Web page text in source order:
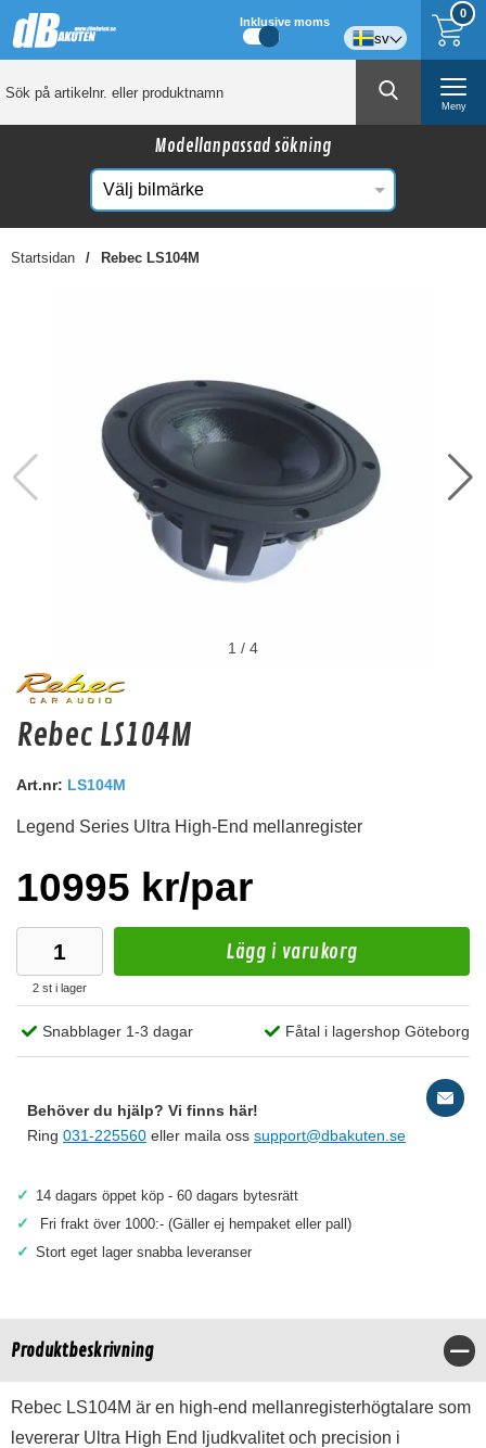
0
Inklusive moms
sv
Meny
Modellanpassad sökning
Startsidan Rebec LS104M
Hollywood PRO HPP 04
Poladapter. (för den positiva polen) Används för att slippa klippa bilens originalkabel.
Snabblager 1-3 dagar
1 / 4
Rebec LS104M
Art.nr: LS104M
Legend Series Ultra High-End mellanregister
10995 kr/par
2 st i lager
Lägg i varukorg
Snabblager 1-3 dagar Fåtal i lagershop Göteborg
Behöver du hjälp? Vi finns här!
Ring 031-225560 eller maila oss support@dbakuten.se
✓ 14 dagars öppet köp - 60 dagars bytesrätt
✓ Fri frakt över 1000:- (Gäller ej hempaket eller pall)
✓ Stort eget lager snabba leveranser
Produktbeskrivning
Rebec LS104M är en high-end mellanregisterhögtalare som
levererar Ultra High End ljudkvalitet och precision i